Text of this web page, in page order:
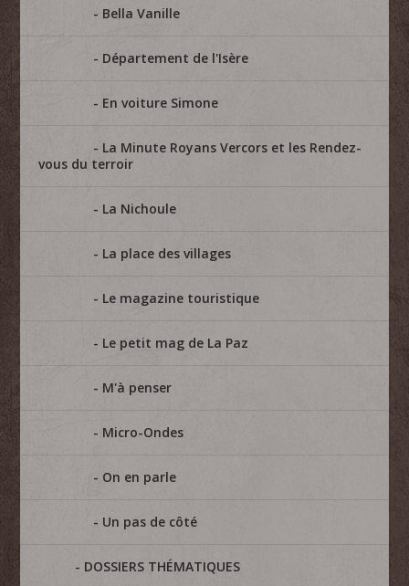
Bella Vanille
Département de l'Isère
En voiture Simone
La Minute Royans Vercors et les Rendez-
vous du terroir
La Nichoule
La place des villages
Le magazine touristique
Le petit mag de La Paz
M'à penser
Micro-Ondes
On en parle
Un pas de côté
DOSSIERS THÉMATIQUES